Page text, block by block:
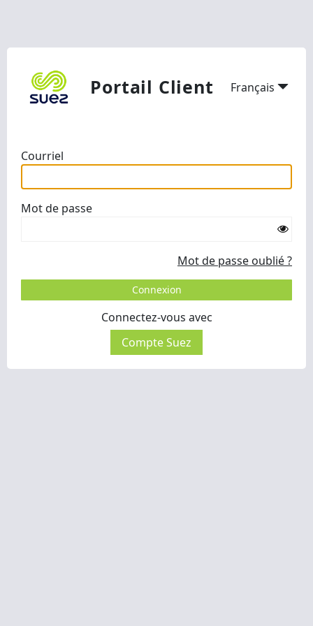
Portail Client Français
Courriel
Mot de passe
Mot de passe oublié ?
Connectez-vous avec
Compte Suez